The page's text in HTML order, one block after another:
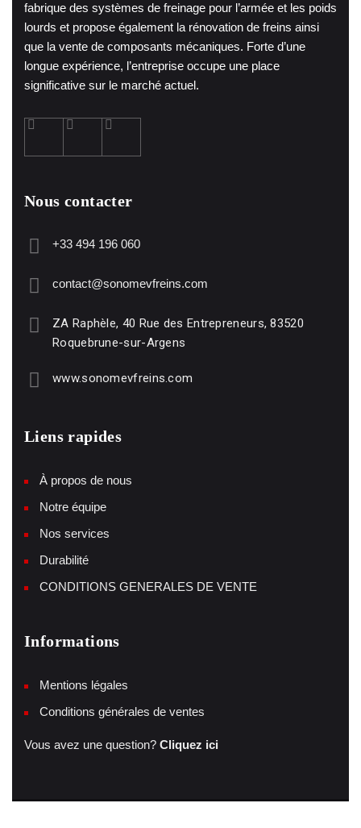
fabrique des systèmes de freinage pour l’armée et les poids
lourds et propose également la rénovation de freins ainsi
que la vente de composants mécaniques. Forte d’une
longue expérience, l’entreprise occupe une place
significative sur le marché actuel.
Nous contacter
+33 494 196 060
contact@sonomevfreins.com
ZA Raphèle, 40 Rue des Entrepreneurs, 83520
Roquebrune-sur-Argens
www.sonomevfreins.com
Liens rapides
À propos de nous
Notre équipe
Nos services
Durabilité
CONDITIONS GENERALES DE VENTE
Informations
Mentions légales
Conditions générales de ventes
Vous avez une question? Cliquez ici